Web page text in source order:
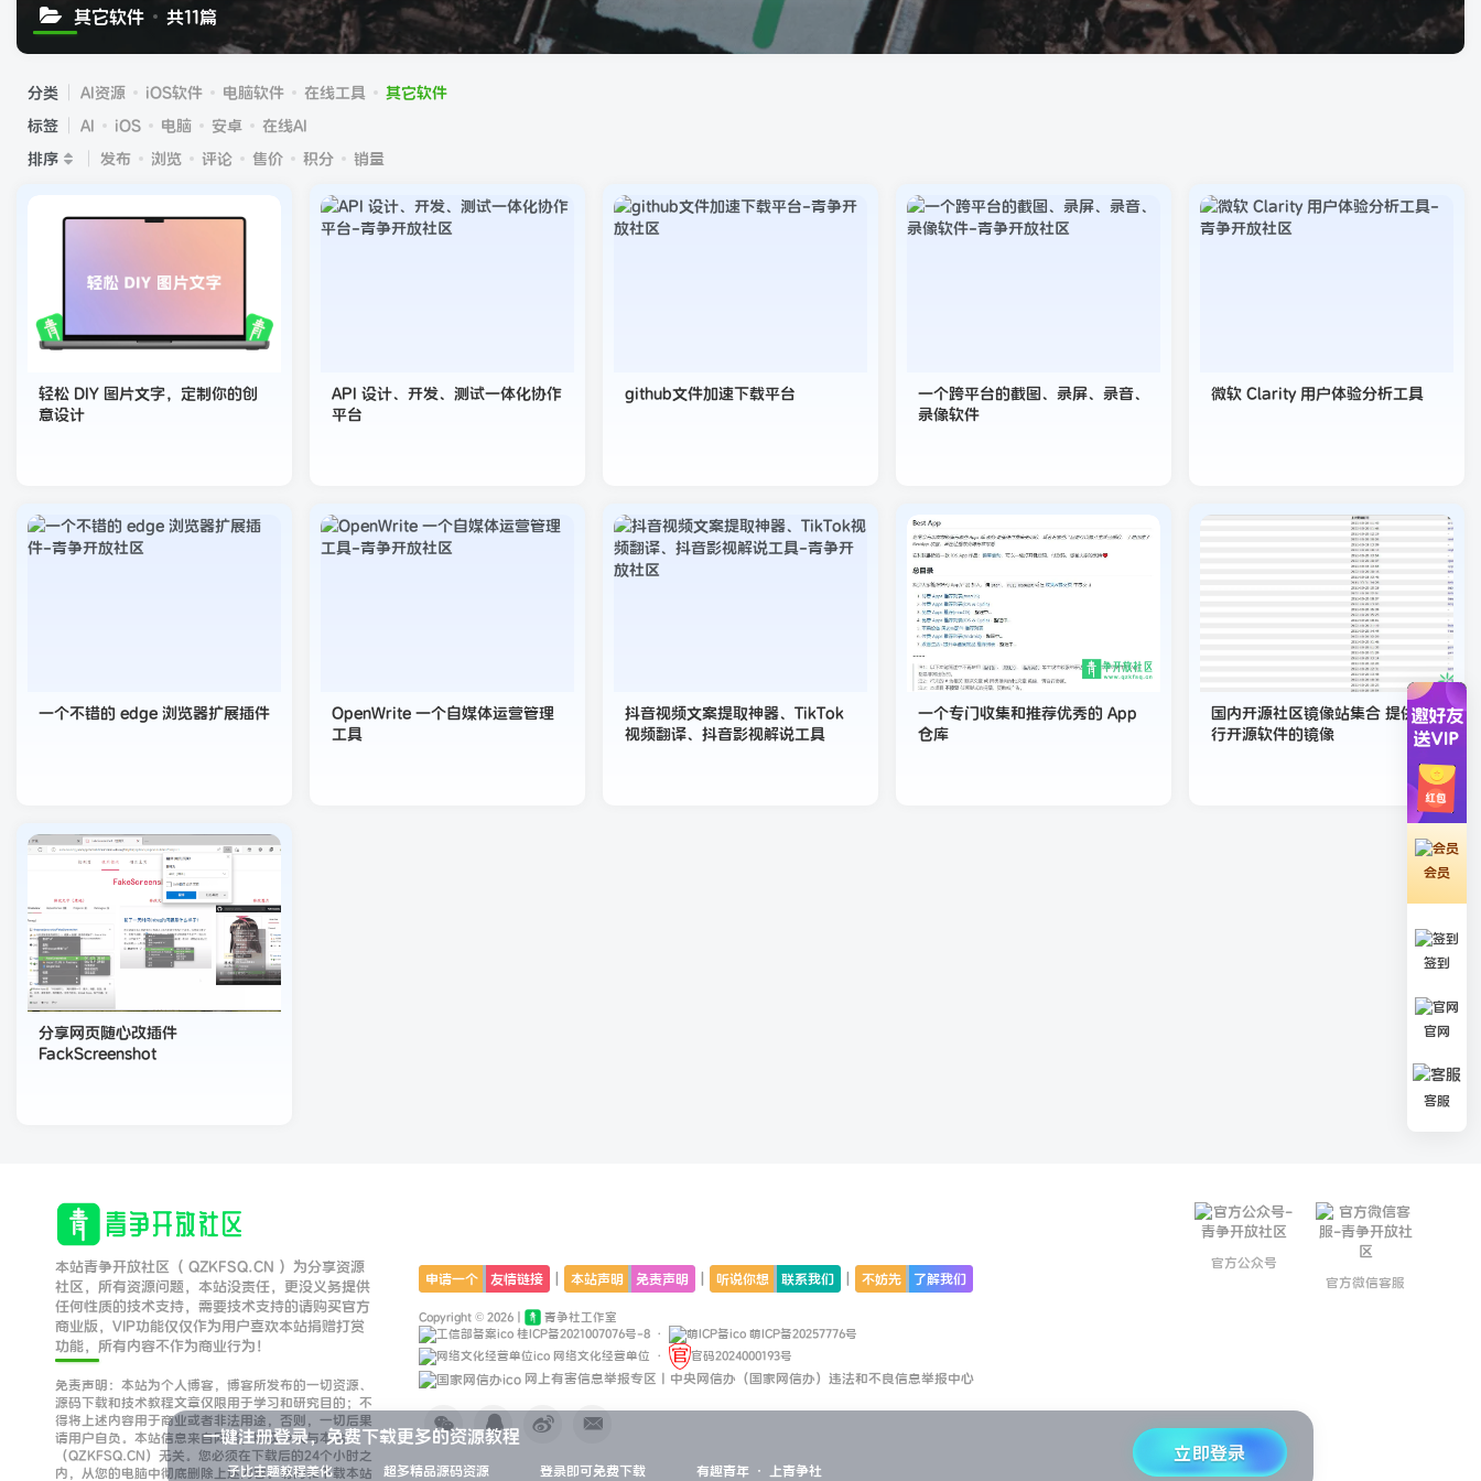
其它软件 共11篇
分类 AI资源 iOS软件 电脑软件 在线工具
其它软件
标签
AI iOS 电脑 安卓
在线AI
排序
发布 浏览 评论 售价 积分 销量
轻松 DIY 图片文字，定制你的创
意设计
API 设计、开发、测试一体化协作
平台
github文件加速下载平台
一个跨平台的截图、录屏、录音、
录像软件
微软 Clarity 用户体验分析工具
一个不错的 edge 浏览器扩展插件
OpenWrite 一个自媒体运营管理
工具
抖音视频文案提取神器、TikTok
视频翻译、抖音影视解说工具
一个专门收集和推荐优秀的 App
仓库
国内开源社区镜像站集合 提供流
行开源软件的镜像
分享网页随心改插件
FackScreenshot
本站青争开放社区（ QZKFSQ.CN ）为分享资源
社区，所有资源问题，本站没责任，更没义务提供
任何性质的技术支持，需要技术支持的请购买官方
商业版，VIP功能仅仅作为用户喜欢本站捐赠打赏
功能，所有内容不作为商业行为！
免责声明：本站为个人博客，博客所发布的一切资源、
源码下载和技术教程文章仅限用于学习和研究目的；不
得将上述内容用于商业或者非法用途，否则，一切后果
请用户自负。本站信息来自网络，版权争议与本站
（QZKFSQ.CN）无关。您必须在下载后的24个小时之
内，从您的电脑中彻底删除上述内容。访问和下载本站
申请一个 友情链接 本站声明 免责声明 听说你想 联系我们 不妨先 了解我们
Copyright © 2026 |
青争社工作室
桂ICP备2021007076号-8 ·
萌ICP备20257776号
网络文化经营单位 · 官码2024000193号
网上有害信息举报专区丨中央网信办（国家网信办）违法和不良信息举报中心
官方公众号
官方微信客服
一键注册登录，免费下载更多的资源教程
子比主题教程美化 超多精品源码资源 登录即可免费下载 有趣青年 · 上青争社
立即登录
会员
签到
官网
客服